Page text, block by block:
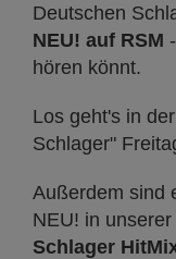
Deutschen
NEU! auf RSM -
hören könnt.
Los geht's in
Schlager"
Außerdem sind
NEU! in
Schlager